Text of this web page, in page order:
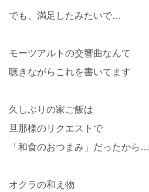
でも、満足したみたいで…
モーツアルトの交響曲なんて
聴きながらこれを書いてます
久しぶりの家ご飯は
旦那様のリクエストで
「和食のおつまみ」だったから…
オクラの和え物